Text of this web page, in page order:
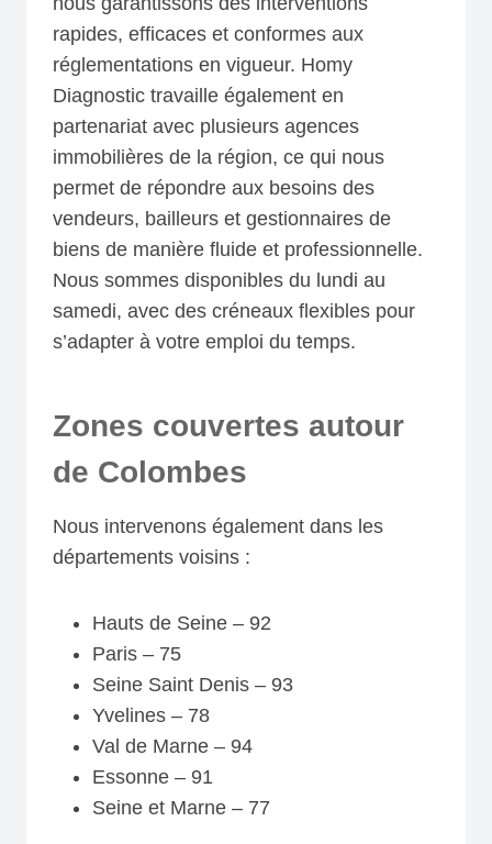
rapides, efficaces et conformes aux
réglementations en vigueur. Homy
Diagnostic travaille également en
partenariat avec plusieurs agences
immobilières de la région, ce qui nous
permet de répondre aux besoins des
vendeurs, bailleurs et gestionnaires de
biens de manière fluide et professionnelle.
Nous sommes disponibles du lundi au
samedi, avec des créneaux flexibles pour
s’adapter à votre emploi du temps.
Zones couvertes autour
de Colombes
Nous intervenons également dans les
départements voisins :
Hauts de Seine – 92
Paris – 75
Seine Saint Denis – 93
Yvelines – 78
Val de Marne – 94
Essonne – 91
Seine et Marne – 77